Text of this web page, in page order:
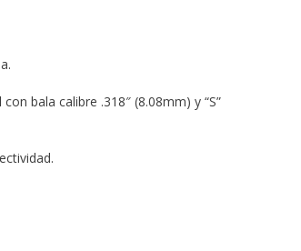
bala calibre .318″ (8.08mm) y “S”